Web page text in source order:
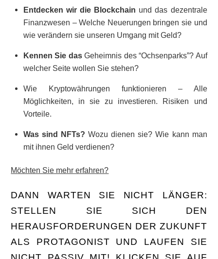
Entdecken wir die Blockchain und das dezentrale
Finanzwesen – Welche Neuerungen bringen sie und
wie verändern sie unseren Umgang mit Geld?
Kennen Sie dasGeheimnis des “Ochsenparks”? Auf
welcher Seite wollen Sie stehen?
Wie Kryptowährungen funktionieren – Alle
Möglichkeiten, in sie zu investieren. Risiken und
Vorteile.
Was sind NFTs? Wozu dienen sie? Wie kann man
mit ihnen Geld verdienen?
Möchten Sie mehr erfahren?
DANN WARTEN SIE NICHT LÄNGER:
STELLEN SIE SICH DEN
HERAUSFORDERUNGEN DER ZUKUNFT
ALS PROTAGONIST UND LAUFEN SIE